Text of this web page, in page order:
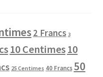
2 Francs 3
10 Centimes10
25 Centimes 40 Francs 50